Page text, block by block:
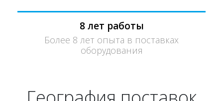
8 лет работы
Более 8 лет опыта в поставках
оборудования